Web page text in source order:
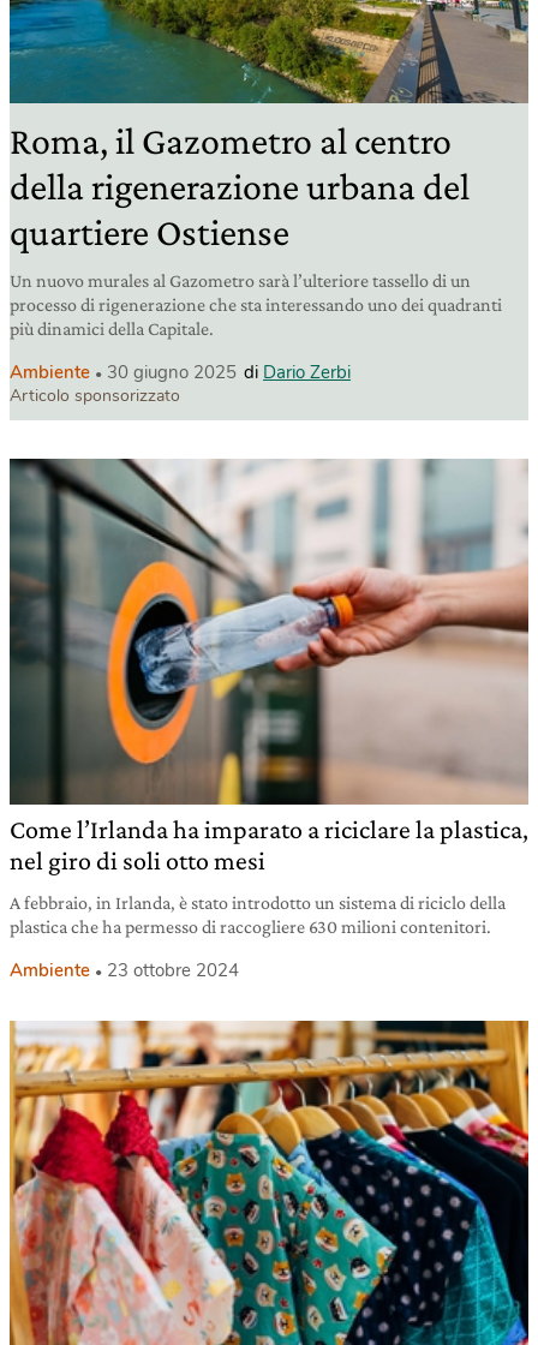
Roma, il Gazometro al centro
della rigenerazione urbana del
quartiere Ostiense
Un nuovo murales al Gazometro sarà l’ulteriore tassello di un
processo di rigenerazione che sta interessando uno dei quadranti
più dinamici della Capitale.
Ambiente 30 giugno 2025 di Dario Zerbi
Articolo sponsorizzato
Come l’Irlanda ha imparato a riciclare la plastica,
nel giro di soli otto mesi
A febbraio, in Irlanda, è stato introdotto un sistema di riciclo della
plastica che ha permesso di raccogliere 630 milioni contenitori.
Ambiente 23 ottobre 2024